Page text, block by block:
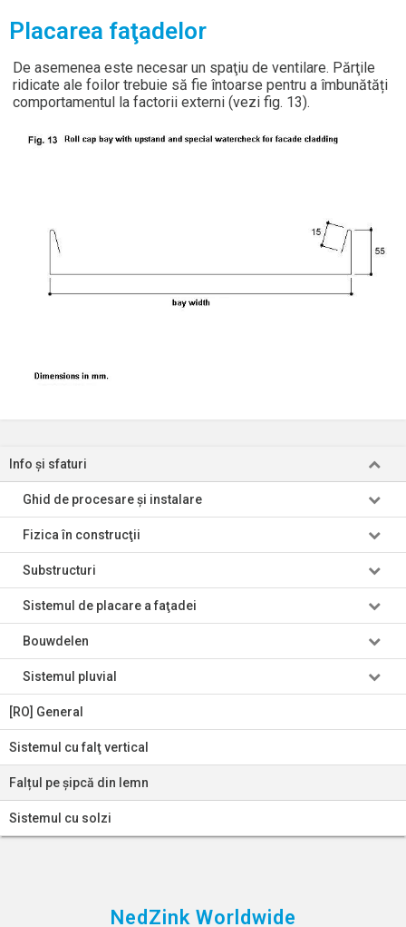
Placarea faţadelor
De asemenea este necesar un spaţiu de ventilare. Părţile
ridicate ale foilor trebuie să fie întoarse pentru a îmbunătăți
comportamentul la factorii externi (vezi fig. 13).
Info şi sfaturi
Ghid de procesare şi instalare
Fizica în construcţii
Substructuri
Sistemul de placare a faţadei
Bouwdelen
Sistemul pluvial
[RO] General
Sistemul cu falţ vertical
Falțul pe șipcă din lemn
Sistemul cu solzi
NedZink Worldwide